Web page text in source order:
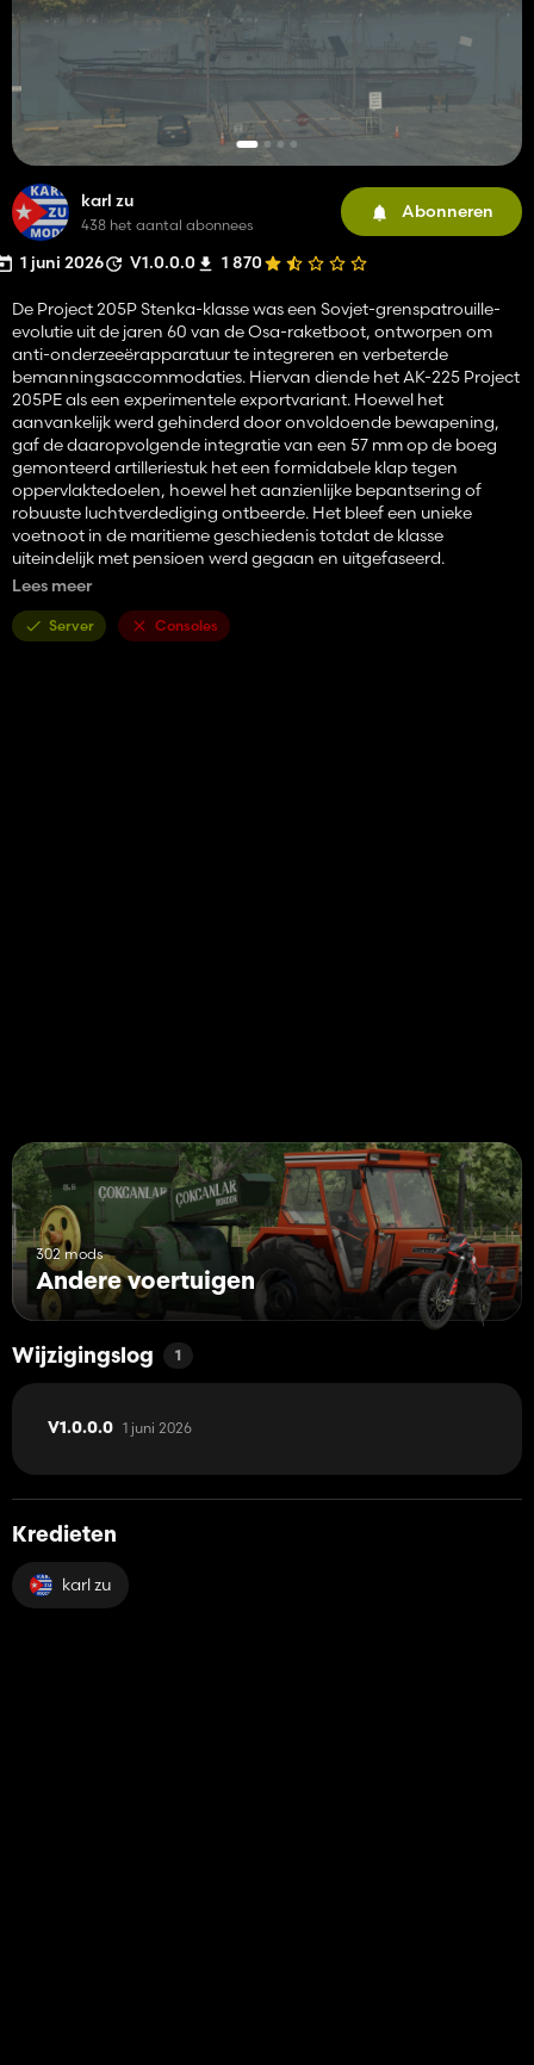
karl zu
438 het aantal abonnees
Abonneren
1 juni 2026 V1.0.0.0 1 870
De Project 205P Stenka-klasse was een Sovjet-grenspatrouille-
evolutie uit de jaren 60 van de Osa-raketboot, ontworpen om
anti-onderzeeërapparatuur te integreren en verbeterde
bemanningsaccommodaties. Hiervan diende het AK-225 Project
205PE als een experimentele exportvariant. Hoewel het
aanvankelijk werd gehinderd door onvoldoende bewapening,
gaf de daaropvolgende integratie van een 57 mm op de boeg
gemonteerd artilleriestuk het een formidabele klap tegen
oppervlaktedoelen, hoewel het aanzienlijke bepantsering of
robuuste luchtverdediging ontbeerde. Het bleef een unieke
voetnoot in de maritieme geschiedenis totdat de klasse
uiteindelijk met pensioen werd gegaan en uitgefaseerd.
een hoge vuursnelheid.
Lees meer
Server Consoles
302 mods
Andere voertuigen
Wijzigingslog 1
V1.0.0.0 1 juni 2026
Kredieten
karl zu